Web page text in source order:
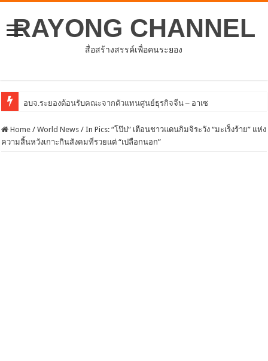
RAYONG CHANNEL
สื่อสร้างสรรค์เพื่อคนระยอง
โครงการพัฒนาศักยภา
Home / World News / In Pics: “โป๊ป” เตือนชาวแดนกิมจิระวัง “มะเร็งร้าย” แห่ง
ความสิ้นหวังเกาะกินสังคมที่รวยแต่ “เปลือกนอก”